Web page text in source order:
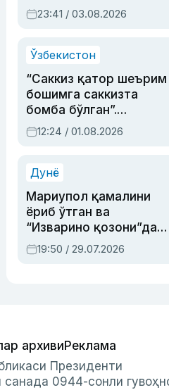
содир этган аёлга суд
ҳукми ўқилди
23:41 / 03.08.2026
Ўзбекистон
“Саккиз қатор шеърим
бошимга саккизта
бомба бўлган”.
Абдулла Ориповни
сиёсий айбловлардан
12:24 / 01.08.2026
Дунё
Мариупол қамалини
ёриб ўтган ва
“Изварино қозони”дан
чиққан қаҳрамон —
Украина армияси бош
19:50 / 29.07.2026
архивиРеклама
Президенти
0944-сонли